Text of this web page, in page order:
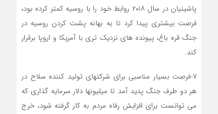
پاشینیان در سال ۲۰۱۸ روابط خود را با روسیه کمتر کرده بود،
فرصت بیشتری پیدا کرد تا به بهانه پشت کردن روسیه در
جنگ قره باغ، پیونده های نزدیک تری با آمریکا و اروپا برقرار
کند.
۷-فرصت بسیار مناسبی برای شرکتهای تولید کننده سلاح در
هر دو طرف جنگ پدید آمد تا میلیونها دلار سرمایه گذاری که
می توانست برای افزایش رفاه مردم به کار گرفته شود، خرج